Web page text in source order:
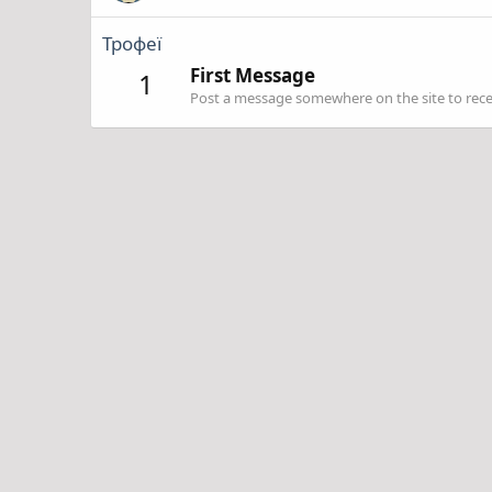
Трофеї
1 First Message
Post a message somewhere on the site to